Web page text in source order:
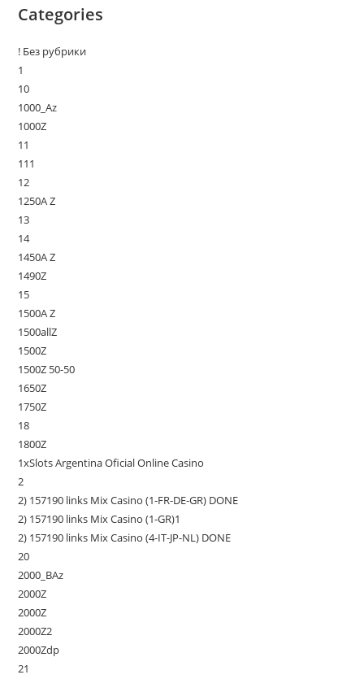
Categories
! Без рубрики
1
10
1000_Az
1000Z
11
111
12
1250A Z
13
14
1450A Z
1490Z
15
1500A Z
1500allZ
1500Z
1500Z 50-50
1650Z
1750Z
18
1800Z
1xSlots Argentina Oficial Online Casino
2
2) 157190 links Mix Casino (1-FR-DE-GR) DONE
2) 157190 links Mix Casino (1-GR)1
2) 157190 links Mix Casino (4-IT-JP-NL) DONE
20
2000_BAz
2000Z
2000Z
2000Z2
2000Zdp
21